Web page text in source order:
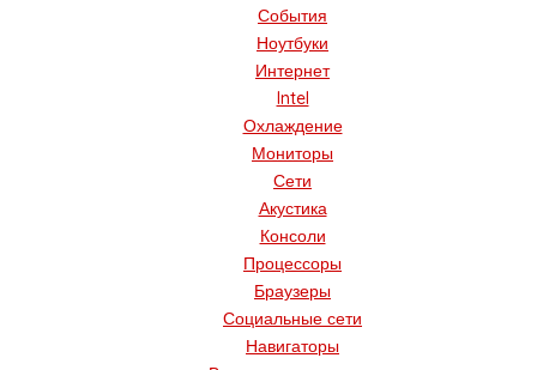
События
Ноутбуки
Интернет
Intel
Охлаждение
Мониторы
Сети
Акустика
Консоли
Процессоры
Браузеры
Социальные сети
Навигаторы